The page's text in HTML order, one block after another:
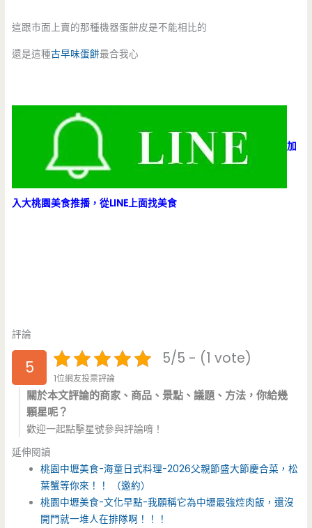
這跟市面上賣的那種機器蛋餅皮是不能相比的
還是這種古早味蛋餅最合我心
加
入大桃園美食推播，從LINE上面找美食
評論
5 5/5 - (1 vote)
1位網友投票評論
關於本文評論的商家、商品、景點、議題、方法，你給幾
顆星呢？
歡迎一起點擊星號參與評論唷！
延伸閱讀
桃園中壢美食-海童日式料理-2026父親節盛大節慶合菜，松
葉蟹等你來！！ （邀約）
桃園中壢美食-文化早點-我願稱它為中壢最強焢肉飯，還沒
開門就一堆人在排隊啊！！！